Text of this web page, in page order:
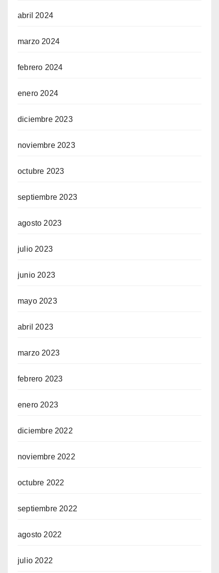
abril 2024
marzo 2024
febrero 2024
enero 2024
diciembre 2023
noviembre 2023
octubre 2023
septiembre 2023
agosto 2023
julio 2023
junio 2023
mayo 2023
abril 2023
marzo 2023
febrero 2023
enero 2023
diciembre 2022
noviembre 2022
octubre 2022
septiembre 2022
agosto 2022
julio 2022